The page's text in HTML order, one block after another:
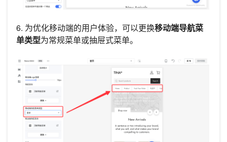
6. 为优化移动端的用户体验，可以更换移动端导航菜
单类型为常规菜单或抽屉式菜单。